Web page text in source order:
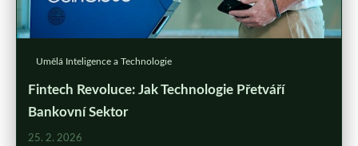
Umělá Inteligence a Technologie
Fintech Revoluce: Jak Technologie Přetváří
Bankovní Sektor
25. 2. 2026